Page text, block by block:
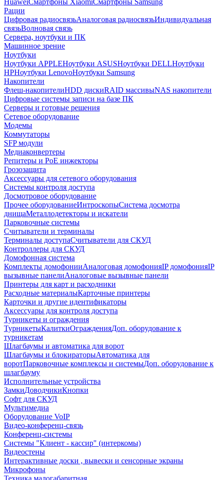
HuaweiСмартфоны XiaomiСмартфоны Samsung
Рации
Цифровая радиосвязьАналоговая радиосвязьИндивидуальная
связьВолновая связь
Сервера, ноутбуки и ПК
Машинное зрение
Ноутбуки
Ноутбуки APPLEНоутбуки ASUSНоутбуки DELLНоутбуки
HPНоутбуки LenovoНоутбуки Samsung
Накопители
Флеш-накопителиHDD дискиRAID массивыNAS накопители
Цифровые системы записи на базе ПК
Серверы и готовые решения
Сетевое оборудование
Модемы
Коммутаторы
SFP модули
Медиаконвертеры
Репитеры и PoE инжекторы
Грозозащита
Аксессуары для сетевого оборудования
Системы контроля доступа
Досмотровое оборудование
Прочее оборудованиеИнтроскопыСистема досмотра
днищаМеталлодетекторы и искатели
Парковочные системы
Считыватели и терминалы
Терминалы доступаСчитыватели для СКУД
Контроллеры для СКУД
Домофонная система
Комплекты домофонииАналоговая домофонияIP домофонияIP
вызывные панелиАналоговые вызывные панели
Принтеры для карт и расходники
Расходные материалыКарточные принтеры
Карточки и другие идентификаторы
Аксессуары для контроля доступа
Турникеты и ограждения
ТурникетыКалиткиОгражденияДоп. оборудование к
турникетам
Шлагбаумы и автоматика для ворот
Шлагбаумы и блокираторыАвтоматика для
воротПарковочные комплексы и системыДоп. оборудование к
шлагбауму
Исполнительные устройства
ЗамкиДоводчикиКнопки
Софт для СКУД
Мультимедиа
Оборудование VoIP
Видео-конференц-связь
Конференц-системы
Системы "Клиент - кассир" (интеркомы)
Видеостены
Интерактивные доски , вывески и сенсорные экраны
Микрофоны
Техника малогабаритная